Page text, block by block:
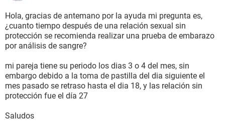
BIENESTAR
SEXUALIDAD
GLOSARIO
Hola, gracias de antemano por la ayuda mi pregunta es,
¿cuanto tiempo después de una relación sexual sin
protección se recomienda realizar una prueba de embarazo
por análisis de sangre?
mi pareja tiene su periodo los dias 3 o 4 del mes, sin
embargo debido a la toma de pastilla del dia siguiente el
mes pasado se retraso hasta el dia 18, y las relación sin
protección fue el día 27
Saludos